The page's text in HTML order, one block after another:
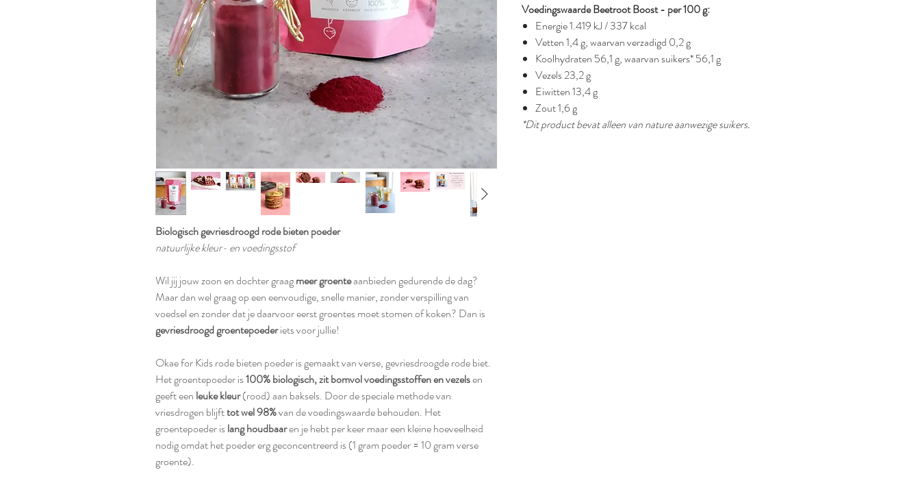
Biologisch gevriesdroogd rode bieten poeder
natuurlijke kleur- en voedingsstof
Wil jij jouw zoon en dochter graagmeer groenteaanbieden gedurende de dag?
Maar dan wel graag op een eenvoudige, snelle manier, zonder verspilling van
voedsel en zonder dat je daarvoor eerst groentes moet stomen of koken? Dan is
gevriesdroogd groentepoederiets voor jullie!
Okae for Kids rode bieten poeder is gemaakt van verse, gevriesdroogde rode biet.
Het groentepoeder is100% biologisch, zit bomvol voedingsstoffen en vezelsen
geeft een leuke kleur(rood) aan baksels. Door de speciale methode van
vriesdrogen blijfttot wel 98%van de voedingswaarde behouden. Het
groentepoeder islang houdbaaren je hebt per keer maar een kleine hoeveelheid
nodig omdat het poeder erg geconcentreerd is (1 gram poeder = 10 gram verse
groente).
Voedingswaarde Beetroot Boost - per 100 g:
Energie 1.419 kJ / 337 kcal
Vetten 1,4 g, waarvan verzadigd 0,2 g
Koolhydraten 56,1 g, waarvan suikers* 56,1 g
Vezels 23,2 g
Eiwitten 13,4 g
Zout 1,6 g
*Dit product bevat alleen van nature aanwezige suikers.